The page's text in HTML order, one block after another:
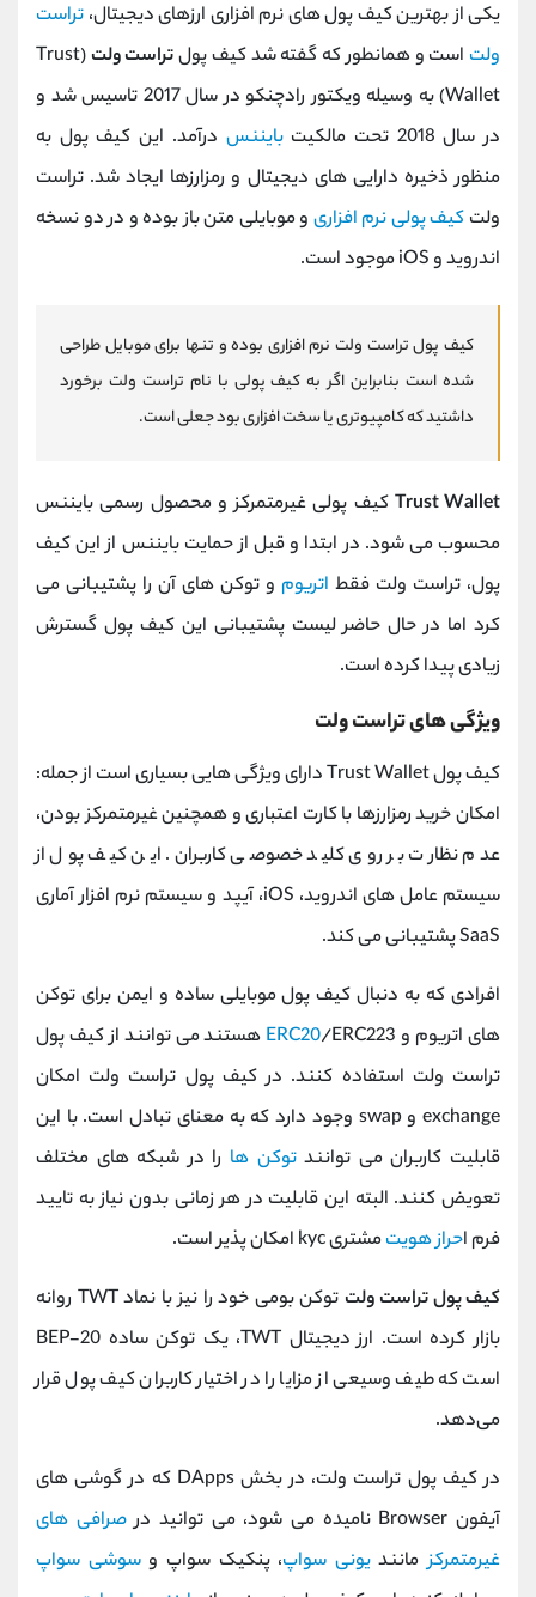
یکی از بهترین کیف پول های نرم افزاری ارزهای دیجیتال، تراست
ولت است و همانطور که گفته شد کیف پولتراست ولت (Trust
Wallet) به وسیله ویکتور رادچنکو در سال 2017 تاسیس شد و
در سال 2018 تحت مالکیت
بایننس درآمد. این کیف پول به
منظور ذخیره دارایی های دیجیتال و رمزارزها ایجاد شد. تراست
ولت کیف پولی نرم افزاری و موبایلی متن باز بوده و در دو نسخه
اندروید و iOS موجود است.
کیف پول تراست ولت نرم افزاری بوده و تنها برای موبایل طراحی
‌شده است بنابراین اگر به کیف پولی با نام تراست ولت برخورد
داشتید که کامپیوتری یا سخت افزاری بود جعلی است.
Trust Wallet کیف پولی غیرمتمرکز و محصول رسمی بایننس
محسوب می شود. در ابتدا و قبل از حمایت بایننس از این کیف
پول، تراست ولت فقط اتریوم و توکن ‌های آن را پشتیبانی می
‌کرد اما در حال حاضر لیست پشتیبانی این کیف پول گسترش
زیادی پیدا کرده است.
ویژگی های تراست ولت
کیف پول Trust Wallet دارای ویژگی هایی بسیاری است از جمله:
امکان خرید رمزارزها با کارت اعتباری و همچنین غیرمتمرکز بودن،
عدم نظارت بر روی کلید خصوصی کاربران. این کیف پول از
سیستم عامل های اندروید، iOS، آیپد و سیستم نرم افزار آماری
SaaS پشتیبانی می کند.
افرادی که به دنبال کیف پول موبایلی ساده و ایمن برای توکن
های اتریوم و
ERC20 /ERC223 هستند می توانند از کیف پول
تراست ولت استفاده کنند. در کیف پول تراست ولت امکان
exchange و swap وجود دارد که به معنای تبادل است. با این
قابلیت کاربران می توانندتوکن ها را در شبکه های مختلف
تعویض کنند. البته این قابلیت در هر زمانی بدون نیاز به تایید
فرم احراز هویتمشتری kyc امکان پذیر است.
کیف پول تراست ولت
توکن بومی خود را نیز با نماد TWT روانه
بازار کرده است. ارز دیجیتال TWT، یک توکن ساده BEP-20
است که طیف وسیعی از مزایا را در اختیار کاربران کیف پول قرار
می‌دهد.
در کیف پول تراست ولت، در بخش DApps که در گوشی های
آیفون Browser نامیده می شود، می توانید در
صرافی های
غیرمتمرکزمانندیونی سواپ، پنکیک سواپ وسوشی سواپ